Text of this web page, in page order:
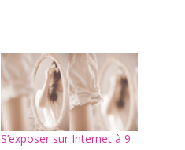
S’exposer sur Internet à 9